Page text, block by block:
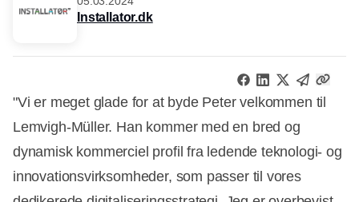
Installator.dk
"Vi er meget glade for at byde Peter velkommen til
Lemvigh-Müller. Han kommer med en bred og
dynamisk kommerciel profil fra ledende teknologi- og
innovationsvirksomheder, som passer til vores